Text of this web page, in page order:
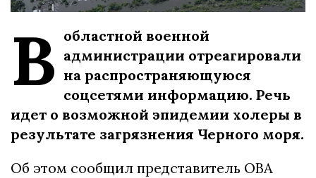
В областной военной
администрации отреагировали
на распространяющуюся
соцсетями информацию. Речь
идет о возможной эпидемии холеры в
результате загрязнения Черного моря.
Об этом сообщил представитель ОВА